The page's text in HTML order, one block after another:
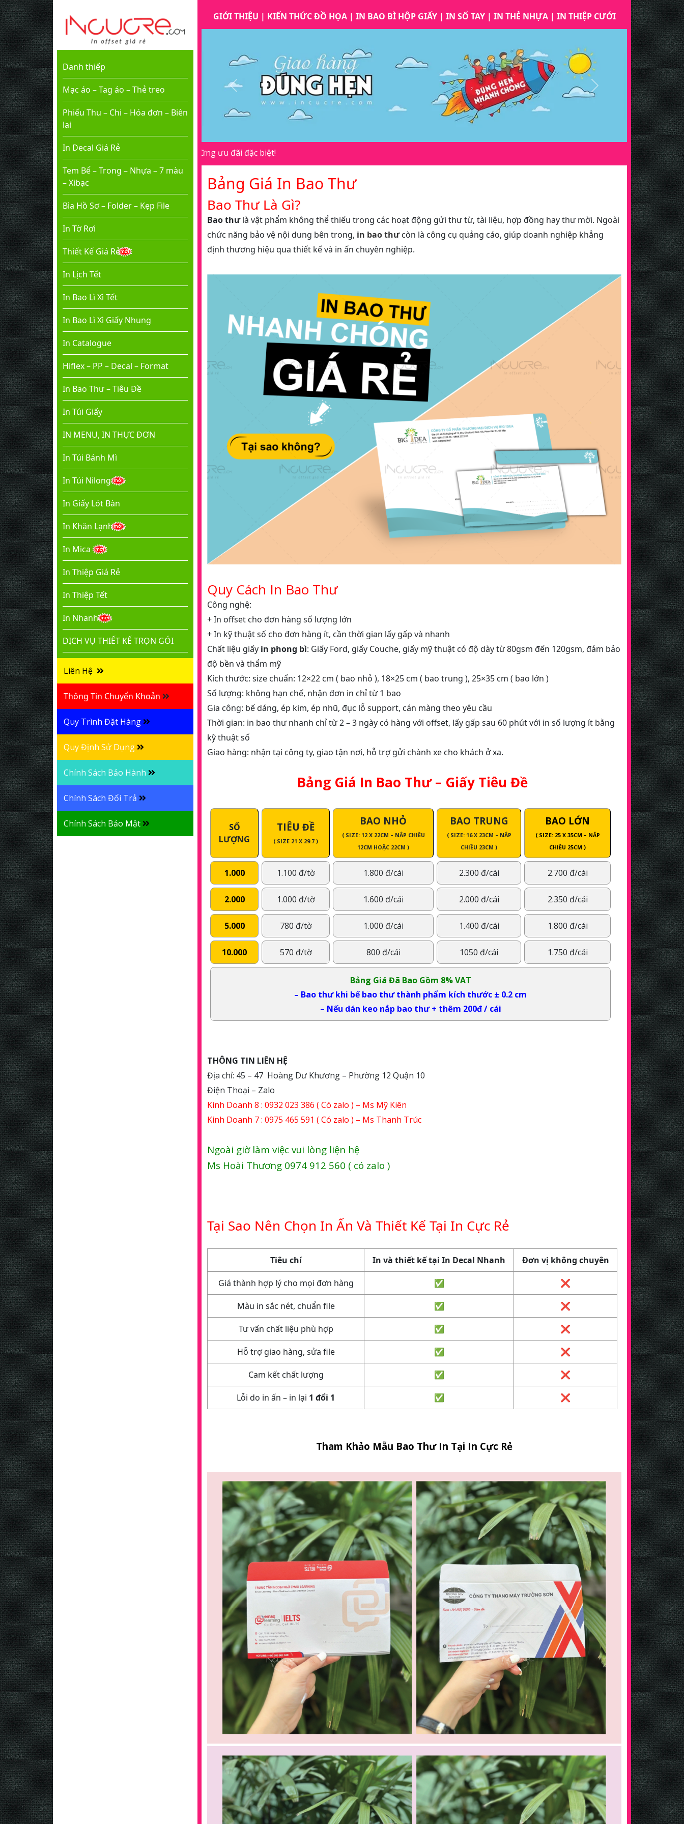
Danh thiếp
Mạc áo – Tag áo – Thẻ treo
Phiếu Thu – Chi – Hóa đơn – Biên
lai
In Decal Giá Rẻ
Tem Bể – Trong – Nhựa – 7 màu
– Xibạc
Bìa Hồ Sơ – Folder – Kẹp File
In Tờ Rơi
Thiết Kế Giá Rẻ
In Lịch Tết
In Bao Lì Xì Tết
In Bao Lì Xì Giấy Nhung
In Catalogue
Hiflex – PP – Decal – Format
In Bao Thư – Tiêu Đề
In Túi Giấy
IN MENU, IN THỰC ĐƠN
In Túi Bánh Mì
In Túi Nilong
In Giấy Lót Bàn
In Khăn Lạnh
In Mica
In Thiệp Giá Rẻ
In Thiệp Tết
In Nhanh
DỊCH VỤ THIẾT KẾ TRỌN GÓI
Liên Hệ
Thông Tin Chuyển Khoản
Quy Trình Đặt Hàng
Quy Định Sử Dụng
Chính Sách Bảo Hành
Chính Sách Đổi Trả
Chính Sách Bảo Mật
GIỚI THIỆU | KIẾN THỨC ĐỒ HỌA| IN BAO BÌ HỘP GIẤY| IN SỔ TAY| IN THẺ NHỰA| IN THIỆP CƯỚI
Previous Next
Nếu bạn là công
Bảng Giá In Bao Thư
Bao Thư Là Gì?
Bao thưlà vật phẩm không thể thiếu trong các hoạt động gửi thư từ, tài liệu, hợp đồng hay thư mời. Ngoài
chức năng bảo vệ nội dung bên trong, in bao thưcòn là công cụ quảng cáo, giúp doanh nghiệp khẳng
định thương hiệu qua thiết kế và in ấn chuyên nghiệp.
Quy Cách In Bao Thư
Công nghệ:
+ In offset cho đơn hàng số lượng lớn
+ In kỹ thuật số cho đơn hàng ít, cần thời gian lấy gấp và nhanh
Chất liệu giấy in phong bì: Giấy Ford, giấy Couche, giấy mỹ thuật có độ dày từ 80gsm đến 120gsm, đảm bảo
độ bền và thẩm mỹ
Kích thước: size chuẩn: 12×22 cm ( bao nhỏ ), 18×25 cm ( bao trung ), 25×35 cm ( bao lớn )
Số lượng: không hạn chế, nhận đơn in chỉ từ 1 bao
Gia công: bế dáng, ép kim, ép nhũ, đục lỗ support, cán màng theo yêu cầu
Thời gian: in bao thư nhanh chỉ từ 2 – 3 ngày có hàng với offset, lấy gấp sau 60 phút với in số lượng ít bằng
kỹ thuật số
Giao hàng: nhận tại công ty, giao tận nơi, hỗ trợ gửi chành xe cho khách ở xa.
Bảng Giá In Bao Thư – Giấy Tiêu Đề
SỐ
LƯỢNG
TIÊU ĐỀ
( SIZE 21 X 29.7 )
BAO NHỎ
( SIZE: 12 X 22CM – NẮP CHIỀU
12CM HOẶC 22CM )
BAO TRUNG
( SIZE: 16 X 23CM – NẮP
CHIỀU 23CM )
BAO LỚN
( SIZE: 25 X 35CM – NẮP
CHIỀU 25CM )
1.000 1.100 đ/tờ 1.800 đ/cái 2.300 đ/cái 2.700 đ/cái
2.000 1.000 đ/tờ 1.600 đ/cái 2.000 đ/cái 2.350 đ/cái
5.000 780 đ/tờ 1.000 đ/cái 1.400 đ/cái 1.800 đ/cái
10.000 570 đ/tờ 800 đ/cái 1050 đ/cái 1.750 đ/cái
Bảng Giá Đã Bao Gồm 8% VAT
– Bao thư khi bế bao thư thành phẩm kích thước ± 0.2 cm
– Nếu dán keo nắp bao thư + thêm 200đ / cái
THÔNG TIN LIÊN HỆ
Địa chỉ: 45 – 47 Hoàng Dư Khương – Phường 12 Quận 10
Điện Thoại – Zalo
Kinh Doanh 8 : 0932 023 386 ( Có zalo ) – Ms Mỹ Kiên
Kinh Doanh 7 : 0975 465 591 ( Có zalo ) – Ms Thanh Trúc
Ngoài giờ làm việc vui lòng liện hệ
Ms Hoài Thương 0974 912 560 ( có zalo )
Tại Sao Nên Chọn In Ấn Và Thiết Kế Tại In Cực Rẻ
Tiêu chí In và thiết kế tại In Decal Nhanh Đơn vị không chuyên
Giá thành hợp lý cho mọi đơn hàng ✅ ❌
Màu in sắc nét, chuẩn file ✅ ❌
Tư vấn chất liệu phù hợp ✅ ❌
Hỗ trợ giao hàng, sửa file ✅ ❌
Cam kết chất lượng ✅ ❌
Lỗi do in ấn – in lại 1 đổi 1 ✅ ❌
Tham Khảo Mẫu Bao Thư In Tại In Cực Rẻ